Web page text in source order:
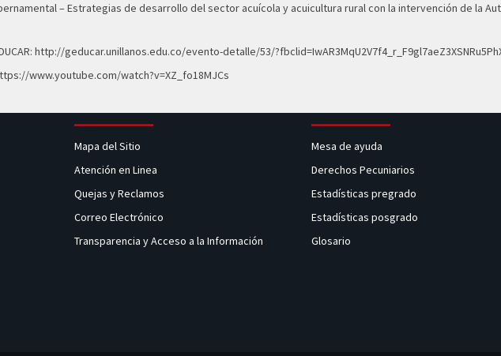
– Estrategias de desarrollo del sector acuícola y acuicultura rural con la intervención de la
http://geducar.unillanos.edu.co/evento-detalle/53/
www.youtube.com/watch?v=XZ_fo18MJCs
Mapa del Sitio
Atención en Linea
Quejas y Reclamos
Correo Electrónico
Transparencia y Acceso a la Información
Mesa de ayuda
Derechos Pecuniarios
Estadísticas pregrado
Estadísticas posgrado
Glosario